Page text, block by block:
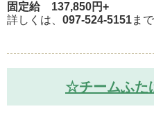
固定給 137,850円+
詳しくは、 097-524-5151ま
☆チームふた